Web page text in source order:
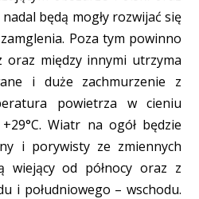
będą mogły rozwijać się
Poza tym powinno
między innymi utrzyma
i duże zachmurzenie z
powietrza w cieniu
Wiatr na ogół będzie
i porywisty ze zmiennych
wiejący od północy oraz z
i południowego – wschodu.